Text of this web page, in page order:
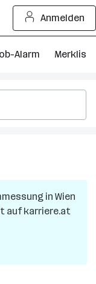
Anmelden
Alarm Merkliste
in Wien
auf karriere.at